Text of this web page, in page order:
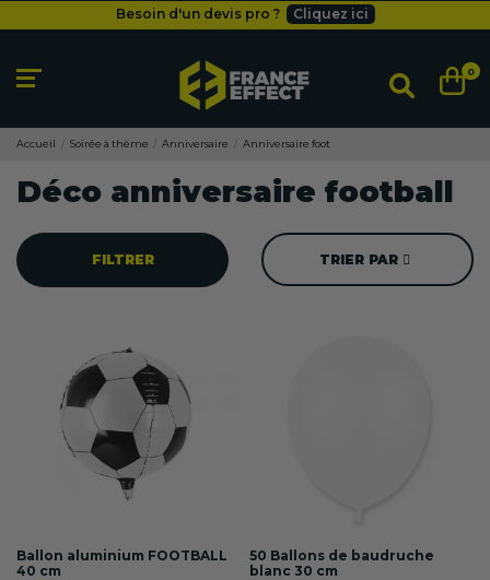
Besoin d'un devis pro ?
Cliquez ici
Besoin d'un devis pro ? Cliquez ici
Livraison gratuite dès 49
0
Accueil Soirée à thème Anniversaire Anniversaire foot
Déco anniversaire football
FILTRER TRIER PAR
Ballon aluminium FOOTBALL
40 cm
50 Ballons de baudruche
blanc 30 cm